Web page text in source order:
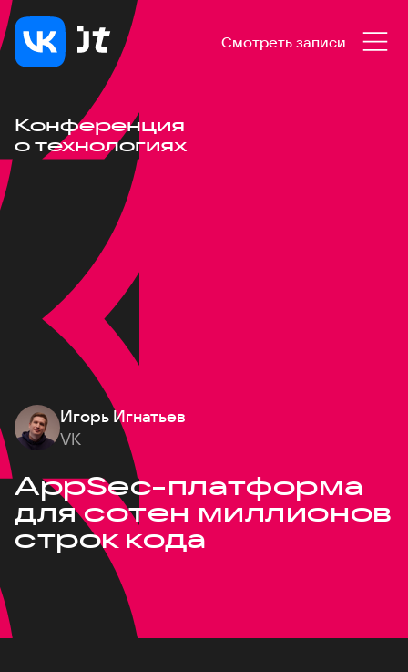
Смотреть записи
Конференция
о технологиях
Игорь Игнатьев
VK
AppSec-платформа
для сотен миллионов
строк кода